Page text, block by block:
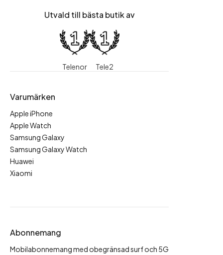
Utvald till bästa butik av
Telenor Tele2
Varumärken
Apple iPhone
Apple Watch
Samsung Galaxy
Samsung Galaxy Watch
Huawei
Xiaomi
Abonnemang
Mobilabonnemang med obegränsad surf och 5G